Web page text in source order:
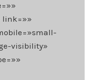
link=»»
visibility»